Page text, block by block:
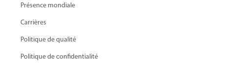
Présence mondiale
Carrières
Politique de qualité
Politique de сonfidentialité